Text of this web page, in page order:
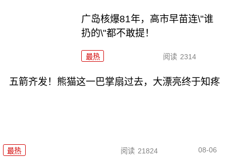
广岛核爆81年，高市早苗连\"谁
扔的\"都不敢提！
最热 阅读 2314
五箭齐发！熊猫这一巴掌扇过去，大漂亮终于知疼
最热 阅读 21824 08-06